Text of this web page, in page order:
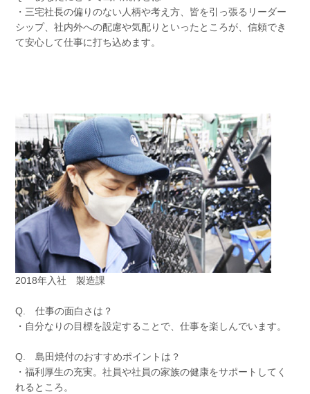
・三宅社長の偏りのない人柄や考え方、皆を引っ張るリーダー
シップ、社内外への配慮や気配りといったところが、信頼でき
て安心して仕事に打ち込めます。
2018年入社 製造課
Q. 仕事の面白さは？
・自分なりの目標を設定することで、仕事を楽しんでいます。
Q. 島田焼付のおすすめポイントは？
・福利厚生の充実。社員や社員の家族の健康をサポートしてく
れるところ。